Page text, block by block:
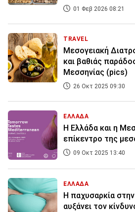
01 Φεβ 2026 08:21
TRAVEL
Μεσογειακή
και βαθιάς
Μεσσηνίας (pics)
26 Οκτ 2025 09:30
ΕΛΛΑΔΑ
Η Ελλάδα και η
επίκεντρο της
09 Οκτ 2025 13:40
ΕΛΛΑΔΑ
Η παχυσαρκία
αυξάνει τον